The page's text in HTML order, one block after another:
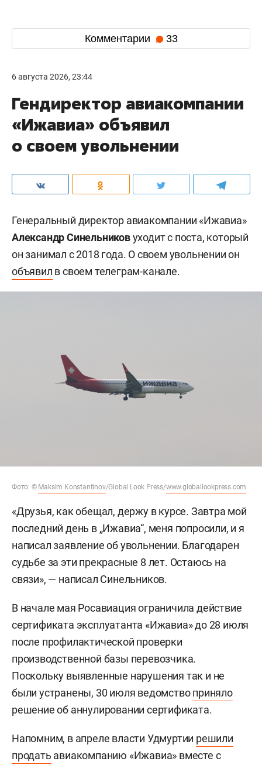
Комментарии 33
6 августа 2026, 23:44
Гендиректор авиакомпании
«Ижавиа» объявил
о своем увольнении
Генеральный директор авиакомпании «Ижавиа»
Александр Синельниковуходит с поста, который
он занимал с 2018 года. О своем увольнении он
объявил в своем телеграм-канале.
Фото: © Maksim Konstantinov/Global Look Press/www.globallookpress.com
«Друзья, как обещал, держу в курсе. Завтра мой
последний день в „Ижавиа“, меня попросили, и я
написал заявление об увольнении. Благодарен
судьбе за эти прекрасные 8 лет. Остаюсь на
связи», — написал Синельников.
В начале мая Росавиация ограничила действие
сертификата эксплуатанта «Ижавиа» до 28 июля
после профилактической проверки
производственной базы перевозчика.
Поскольку выявленные нарушения так и не
были устранены, 30 июля ведомствоприняло
решение об аннулировании сертификата.
Напомним, в апреле власти Удмуртии решили
продать авиакомпанию «Ижавиа» вместе с